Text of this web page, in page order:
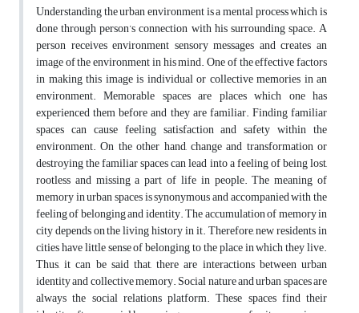
Understanding the urban environment is a mental process which is
done through person’s connection with his surrounding space. A
person receives environment sensory messages and creates an
image of the environment in his mind. One of the effective factors
in making this image is individual or collective memories in an
environment. Memorable spaces are places which one has
experienced them before and they are familiar. Finding familiar
spaces can cause feeling satisfaction and safety within the
environment. On the other hand, change and transformation or
destroying the familiar spaces can lead into a feeling of being lost,
rootless and missing a part of life in people. The meaning of
memory in urban spaces is synonymous and accompanied with the
feeling of belonging and identity. The accumulation of memory in
city depends on the living history in it. Therefore, new residents in
cities have little sense of belonging to the place in which they live.
Thus, it can be said that, there are interactions between urban
identity and collective memory. Social nature and urban spaces are
always the social relations platform. These spaces find their